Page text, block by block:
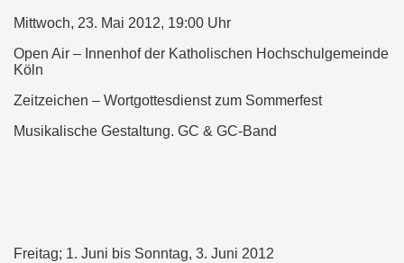
Mittwoch, 23. Mai 2012, 19:00 Uhr
Open Air – Innenhof der Katholischen Hochschulgemeinde
Köln
Zeitzeichen – Wortgottesdienst zum Sommerfest
Musikalische Gestaltung. GC & GC-Band
Freitag; 1. Juni bis Sonntag, 3. Juni 2012